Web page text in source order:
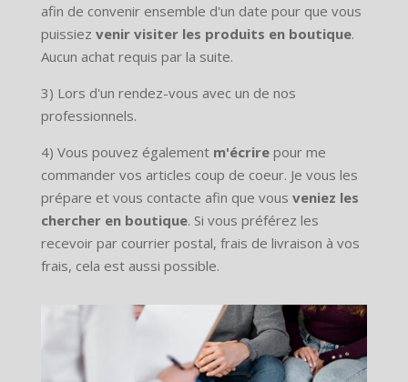
afin de convenir ensemble d'un date pour que vous
puissiez venir visiter les produits en boutique.
Aucun achat requis par la suite.
3) Lors d'un rendez-vous avec un de nos
professionnels.
4) Vous pouvez également m'écrirepour me
commander vos articles coup de coeur. Je vous les
prépare et vous contacte afin que vous veniez les
chercher en boutique. Si vous préférez les
recevoir par courrier postal, frais de livraison à vos
frais, cela est aussi possible.